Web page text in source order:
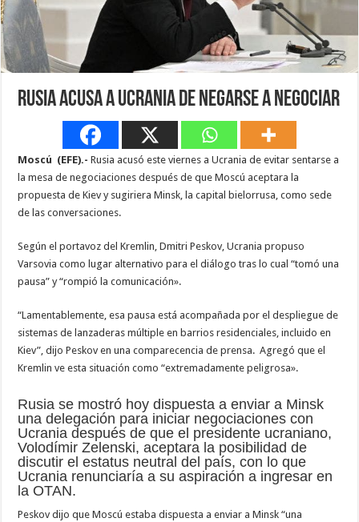
Rusia acusa a Ucrania de negarse a negociar
Moscú (EFE).- Rusia acusó este viernes a Ucrania de evitar sentarse a
la mesa de negociaciones después de que Moscú aceptara la
propuesta de Kiev y sugiriera Minsk, la capital bielorrusa, como sede
de las conversaciones.
Según el portavoz del Kremlin, Dmitri Peskov, Ucrania propuso
Varsovia como lugar alternativo para el diálogo tras lo cual “tomó una
pausa” y “rompió la comunicación».
“Lamentablemente, esa pausa está acompañada por el despliegue de
sistemas de lanzaderas múltiple en barrios residenciales, incluido en
Kiev”, dijo Peskov en una comparecencia de prensa. Agregó que el
Kremlin ve esta situación como “extremadamente peligrosa».
Rusia se mostró hoy dispuesta a enviar a Minsk
una delegación para iniciar negociaciones con
Ucrania después de que el presidente ucraniano,
Volodímir Zelenski, aceptara la posibilidad de
discutir el estatus neutral del país, con lo que
Ucrania renunciaría a su aspiración a ingresar en
la OTAN.
Peskov dijo que Moscú estaba dispuesta a enviar a Minsk “una